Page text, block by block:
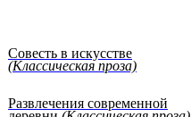
Совесть в искусстве
(Классическая проза)
Развлечения современной